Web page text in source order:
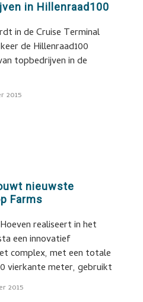
in Hillenraad100
in de Cruise Terminal
de Hillenraad100
topbedrijven in de
2015
nieuwste
Farms
realiseert in het
een innovatief
complex, met een totale
vierkante meter, gebruikt
2015